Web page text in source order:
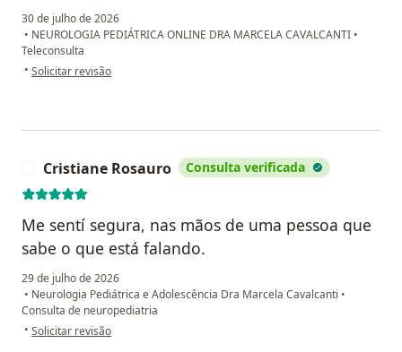
30 de julho de 2026
• NEUROLOGIA PEDIÁTRICA ONLINE DRA MARCELA CAVALCANTI •
Teleconsulta
• na opinião do utilizador R.M.S.
Solicitar revisão
Cristiane Rosauro Consulta verificada
Me sentí segura, nas mãos de uma pessoa que
sabe o que está falando.
29 de julho de 2026
• Neurologia Pediátrica e Adolescência Dra Marcela Cavalcanti •
Consulta de neuropediatria
• na opinião do utilizador Cristiane Rosauro
Solicitar revisão